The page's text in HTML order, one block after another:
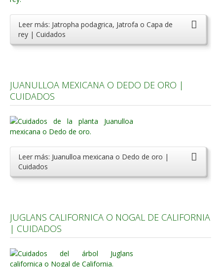
Leer más: Jatropha podagrica, Jatrofa o Capa de
rey | Cuidados
JUANULLOA MEXICANA O DEDO DE ORO |
CUIDADOS
Leer más: Juanulloa mexicana o Dedo de oro |
Cuidados
JUGLANS CALIFORNICA O NOGAL DE CALIFORNIA
| CUIDADOS